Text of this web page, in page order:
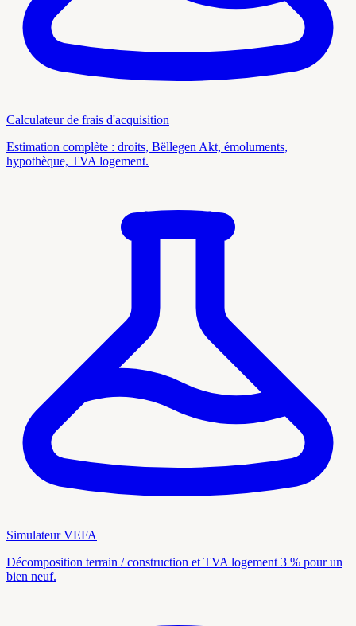
Calculateur de frais d'acquisition
Estimation complète : droits, Bëllegen Akt, émoluments,
hypothèque, TVA logement.
Simulateur VEFA
Décomposition terrain / construction et TVA logement 3 % pour un
bien neuf.